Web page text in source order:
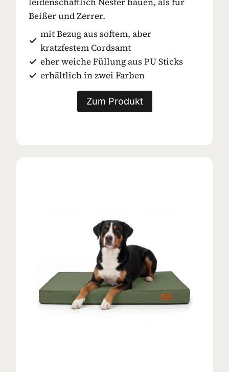
Beißer und Zerrer.
mit Bezug aus softem, aber
kratzfestem Cordsamt
eher weiche Füllung aus PU Sticks
erhältlich in zwei Farben
Zum Produkt